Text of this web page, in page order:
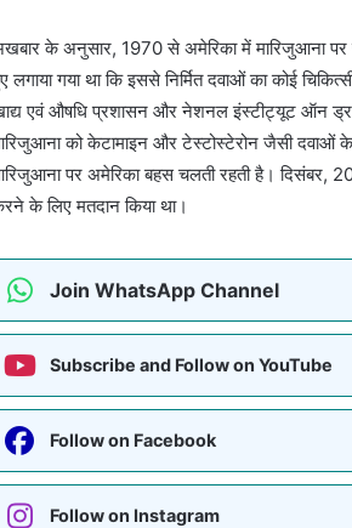
के अनुसार, 1970 से अमेरिका में मारिजुआना पर
लगाया गया था कि इससे निर्मित दवाओं का कोई
एवं औषधि प्रशासन और नेशनल इंस्टीट्यूट ऑन ड्रग
को केटामाइन और टेस्टोस्टेरोन जैसी
पर अमेरिका बहस चलती रहती है। दिसंबर,
के लिए मतदान किया था।
Join WhatsApp Channel
Subscribe and Follow on YouTube
Follow on Facebook
Follow on Instagram